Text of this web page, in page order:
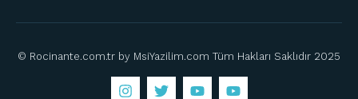
© Rocinante.com.tr by MsiYazilim.com Tüm Hakları Saklıdır 2025